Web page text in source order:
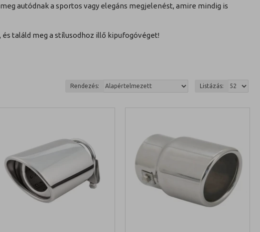
autódnak a sportos vagy elegáns megjelenést, amire mindig is
és találd meg a stílusodhoz illő kipufogóvéget!
Rendezés: Listázás: